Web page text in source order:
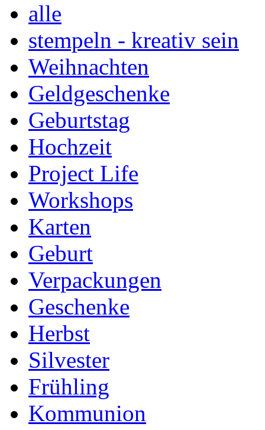
alle
stempeln - kreativ sein
Weihnachten
Geldgeschenke
Geburtstag
Hochzeit
Project Life
Workshops
Karten
Geburt
Verpackungen
Geschenke
Herbst
Silvester
Frühling
Kommunion